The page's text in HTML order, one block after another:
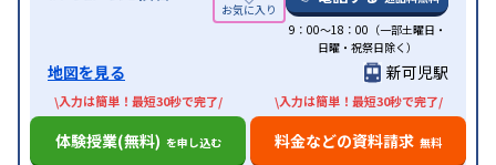
9：00～18：00（一部土曜日・
日曜・祝祭日除く）
地図を見る 新可児駅
\入力は簡単！最短30秒で完了/
体験授業(無料) を申し込む
\入力は簡単！最短30秒で完了/
料金などの資料請求 無料